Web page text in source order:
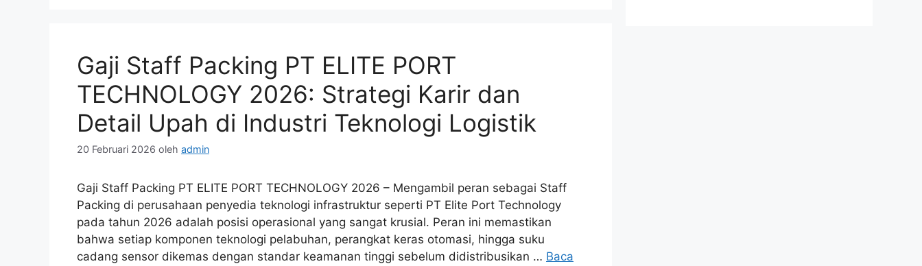
Gaji Staff Packing PT ELITE PORT
TECHNOLOGY 2026: Strategi Karir dan
Detail Upah di Industri Teknologi Logistik
20 Februari 2026 oleh admin
Gaji Staff Packing PT ELITE PORT TECHNOLOGY 2026 – Mengambil peran sebagai Staff
Packing di perusahaan penyedia teknologi infrastruktur seperti PT Elite Port Technology
pada tahun 2026 adalah posisi operasional yang sangat krusial. Peran ini memastikan
bahwa setiap komponen teknologi pelabuhan, perangkat keras otomasi, hingga suku
cadang sensor dikemas dengan standar keamanan tinggi sebelum didistribusikan … Baca